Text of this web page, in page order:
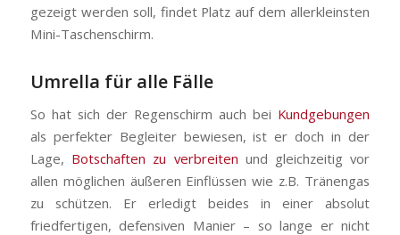
gezeigt werden soll, findet Platz auf dem allerkleinsten
Mini-Taschenschirm.
Umrella für alle Fälle
So hat sich der Regenschirm auch bei Kundgebungen
als perfekter Begleiter bewiesen, ist er doch in der
Lage, Botschaften zu verbreiten und gleichzeitig vor
allen möglichen äußeren Einflüssen wie z.B. Tränengas
zu schützen. Er erledigt beides in einer absolut
friedfertigen, defensiven Manier – so lange er nicht